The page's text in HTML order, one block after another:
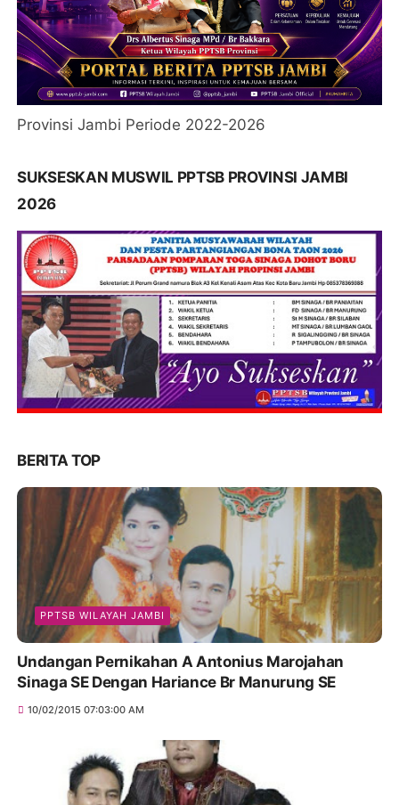
Provinsi Jambi Periode 2022-2026
SUKSESKAN MUSWIL PPTSB PROVINSI JAMBI
2026
BERITA TOP
PPTSB WILAYAH JAMBI
Undangan Pernikahan A Antonius Marojahan
Sinaga SE Dengan Hariance Br Manurung SE
10/02/2015 07:03:00 AM